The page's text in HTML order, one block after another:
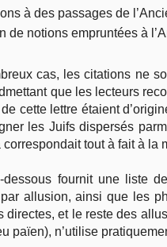
à des passages de
de notions empruntées à
cas, les citations ne
que les lecteurs
de cette lettre étaient
les Juifs dispersés
correspondait tout à fait à la
dessous fournit une liste
allusion, ainsi que les
directes, et le reste des
païen), n’utilise